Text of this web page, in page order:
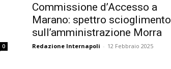
0
Commissione d’Accesso a
Marano: spettro scioglimento
sull’amministrazione Morra
Redazione Internapoli - 12 Febbraio 2025